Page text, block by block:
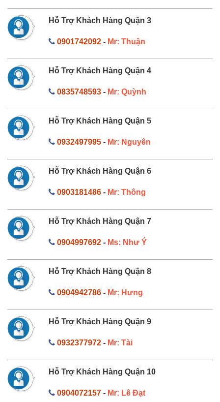
Hỗ Trợ Khách Hàng Quận 3
0901742092- Mr: Thuận
Hỗ Trợ Khách Hàng Quận 4
0835748593- Mr: Quỳnh
Hỗ Trợ Khách Hàng Quận 5
0932497995- Mr: Nguyên
Hỗ Trợ Khách Hàng Quận 6
0903181486- Mr: Thông
Hỗ Trợ Khách Hàng Quận 7
0904997692- Ms: Như Ý
Hỗ Trợ Khách Hàng Quận 8
0904942786- Mr: Hưng
Hỗ Trợ Khách Hàng Quận 9
0932377972- Mr: Tài
Hỗ Trợ Khách Hàng Quận 10
0904072157- Mr: Lê Đạt